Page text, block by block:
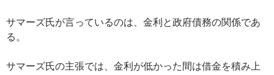
サマーズ氏が言っているのは、金利と政府債務の関係であ
る。
サマーズ氏の主張では、金利が低かった間は借金を積み上